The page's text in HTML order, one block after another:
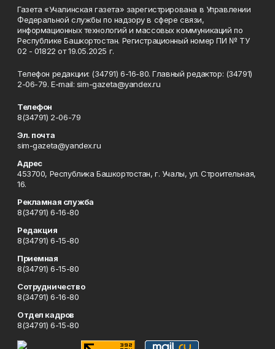
Газета «Учалинская газета» зарегистрирована в Управлении
Федеральной службы по надзору в сфере связи,
информационных технологий и массовых коммуникаций по
Республике Башкортостан. Регистрационный номер ПИ № ТУ
02 - 01822 от 19.05.2025 г.
Телефон редакции: (34791) 6-16-80. Главный редактор: (34791)
2-06-79. Е-mаil: sim-gazeta@yandex.ru
Телефон
8(34791) 2-06-79
Эл. почта
sim-gazeta@yandex.ru
Адрес
453700, Республика Башкортостан, г. Учалы, ул. Строительная,
16.
Рекламная служба
8(34791) 6-16-80
Редакция
8(34791) 6-15-80
Приемная
8(34791) 6-15-80
Сотрудничество
8(34791) 6-16-80
Отдел кадров
8(34791) 6-15-80